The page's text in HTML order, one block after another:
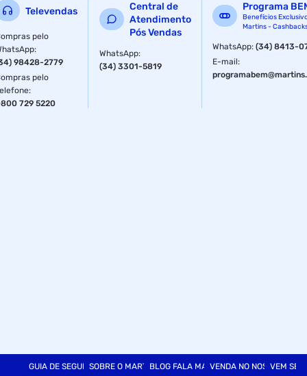
Televendas
pelo
:
98428-2779
pelo
:
729 5220
Central de
Atendimento
Pós Vendas
WhatsApp:
(34) 3301-5819
Programa
Benefícios
Martins -
WhatsApp:(34) 8413-
E-mail:
GUIA DE SEGURANÇASOBRE O MARTINSBLOG FALA MARTVENDA NO NOSSO SITE
VEM SER